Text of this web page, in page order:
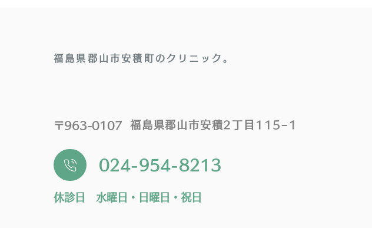
福島県郡山市安積町のクリニック。
〒963-0107 福島県郡山市安積2丁目115−1
024-954-8213
休診日 水曜日・日曜日・祝日